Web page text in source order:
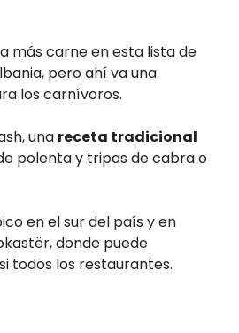
más carne en esta lista de
pero ahí va una
los carnívoros.
una receta tradicional
polenta y tripas de cabra o
en el sur del país y en
donde puede
todos los restaurantes.